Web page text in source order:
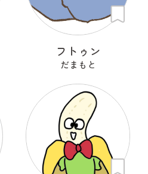
フトゥン
だまもと